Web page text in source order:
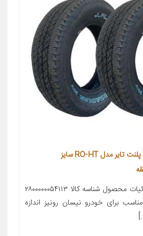
لاستیک خودرو جی پلنت تایر مدل RO-HT سایز
معرفی محصول جزئیات محصول شناسه کالا ۲۸۰۰۰۰۰۰۵۴۱۱۳
سال ساخت ۲۰۲۲ مناسب برای خودرو نیسان رونیز اندازه